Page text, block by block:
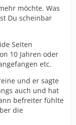
möchte. Was
Du scheinbar
Seiten
10 Jahren oder
etc.
und er sagte
auch und hat
befreiter fühlte
die